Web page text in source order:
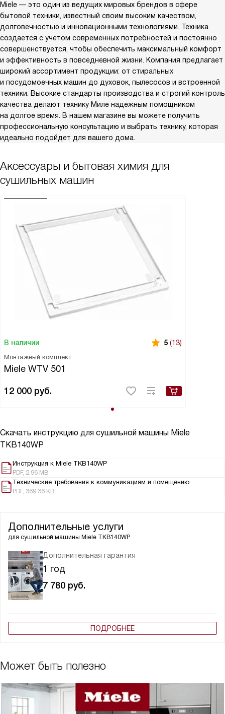
Miele — это один из ведущих мировых брендов в сфере
бытовой техники, известный своим высоким качеством,
долговечностью и инновационными технологиями. Техника
создается с учетом современных потребностей и постоянно
совершенствуется, чтобы обеспечить максимальный комфорт
и эффективность в повседневной жизни. Компания предлагает
широкий ассортимент продукции: от стиральных
и посудомоечных машин до духовок, пылесосов и встроенной
техники. Высокие стандарты производства и строгий контроль
качества делают технику Миле надежным помощником
на долгое время. В нашем магазине вы можете получить
профессиональную консультацию и выбрать технику, которая
идеально подойдет для вашего дома.
Аксессуары и бытовая химия для
сушильных машин
В наличии 5 (13)
Монтажный комплект
Miele WTV 501
12 000 руб.
Скачать инструкцию для сушильной машины Miele
TKB140WP
Инструкция к Miele TKB140WP
PDF, 2.96 MB
Технические требования к коммуникациям и помещению
PDF, 369.36 KB
Дополнительные услуги
для сушильной машины Miele TKB140WP
Дополнительная гарантия
1 год
7 780 руб.
ПОДРОБНЕЕ
Может быть полезно